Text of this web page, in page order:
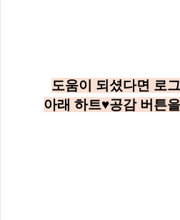
도움이 되셨다면 로
아래 하트♥공감 버튼